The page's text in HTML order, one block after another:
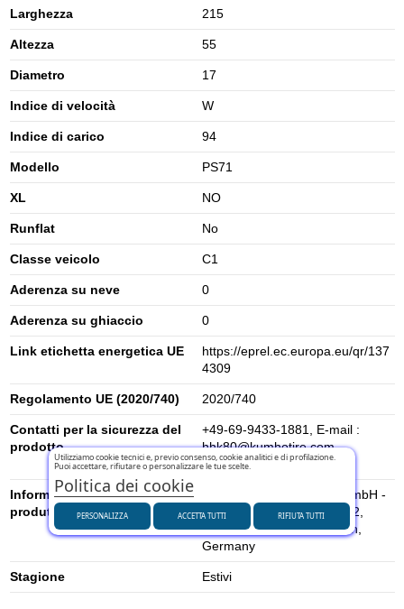
Larghezza 215
Altezza 55
Diametro 17
Indice di velocità W
Indice di carico 94
Modello PS71
XL NO
Runflat No
Classe veicolo C1
Aderenza su neve 0
Aderenza su ghiaccio 0
Link etichetta energetica UE
https://eprel.ec.europa.eu/qr/137
4309
Regolamento UE (2020/740) 2020/740
Contatti per la sicurezza del
prodotto
+49-69-9433-1881, E-mail :
hhk80@kumhotire.com -
technik@kumhotire.de
Informazioni di sicurezza del
produttore
KUMHO TIRE EUROPE GmbH -
Strahlenberger Str. 110-112,
63067, Offenbach am Main,
Germany
Stagione Estivi
Utilizziamo cookie tecnici e, previo consenso, cookie analitici e di profilazione.
Puoi accettare, rifiutare o personalizzare le tue scelte.
Politica dei cookie
PERSONALIZZA RIFIUTA TUTTI
ACCETTA TUTTI